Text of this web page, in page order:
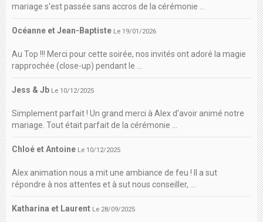
mariage s'est passée sans accros de la cérémonie ...
Océanne et Jean-Baptiste Le 19/01/2026
Au Top !!! Merci pour cette soirée, nos invités ont adoré la magie
rapprochée (close-up) pendant le ...
Jess & Jb Le 10/12/2025
Simplement parfait ! Un grand merci à Alex d'avoir animé notre
mariage. Tout était parfait de la cérémonie ...
Chloé et Antoine Le 10/12/2025
Alex animation nous a mit une ambiance de feu ! Il a sut
répondre à nos attentes et à sut nous conseiller, ...
Katharina et Laurent Le 28/09/2025